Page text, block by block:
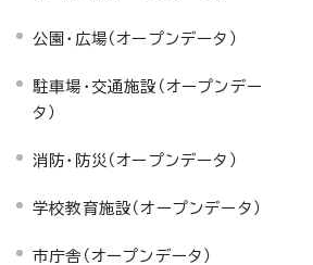
公園・広場（オープンデータ）
駐車場・交通施設（オープンデー
タ）
消防・防災（オープンデータ）
学校教育施設（オープンデータ）
市庁舎（オープンデータ）